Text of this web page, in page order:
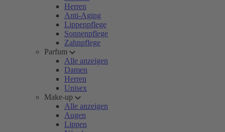
Herren
Anti-Aging
Lippenpflege
Sonnenpflege
Zahnpflege
Parfum
Alle anzeigen
Damen
Herren
Unisex
Make-up
Alle anzeigen
Augen
Lippen